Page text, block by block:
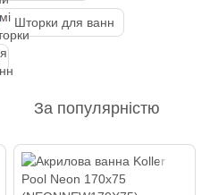
Шторки для ванн
За популярністю